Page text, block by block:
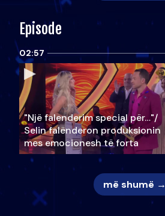
Episode
02:57
"Një falenderim special për…"/
Selin falënderon produksionin
mes emocionesh të forta
më shumë →